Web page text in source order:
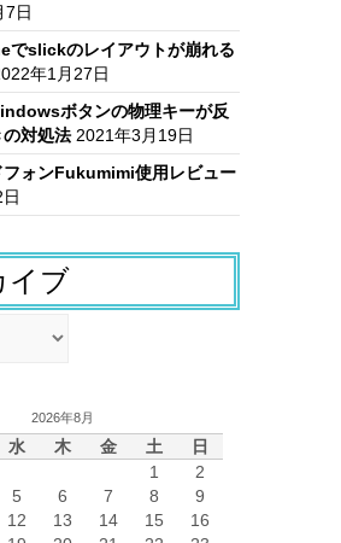
7日
slickのレイアウトが崩れる
年1月27日
ボタンの物理キーが反
対処法 2021年3月19日
フォンFukumimi使用レビュー
イブ
2026年8月
水 木 金 土
日
1
2
5 6 7 8
9
12 13 14 15
16